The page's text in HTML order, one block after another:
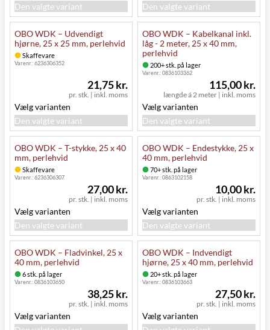
Den valgte variant
Den valgte variant
OBO WDK – Udvendigt
hjørne, 25 x 25 mm, perlehvid
Skaffevare
Varenr.:6236306352
pr. stk. | inkl. moms
21,75 kr.
Vælg varianten
Den valgte variant
OBO WDK – Kabelkanal inkl.
låg - 2 meter, 25 x 40 mm,
perlehvid
200+ stk. på lager
Varenr.:0836103362
længde á 2 meter | inkl. moms
115,00 kr.
Vælg varianten
Den valgte variant
OBO WDK – T-stykke, 25 x 40
mm, perlehvid
Skaffevare
Varenr.:6236306307
pr. stk. | inkl. moms
27,00 kr.
Vælg varianten
Den valgte variant
OBO WDK – Endestykke, 25 x
40 mm, perlehvid
70+ stk. på lager
Varenr.:0863102158
pr. stk. | inkl. moms
10,00 kr.
Vælg varianten
Den valgte variant
OBO WDK – Fladvinkel, 25 x
40 mm, perlehvid
6 stk. på lager
Varenr.:0836103650
pr. stk. | inkl. moms
38,25 kr.
Vælg varianten
OBO WDK – Indvendigt
hjørne, 25 x 40 mm, perlehvid
20+ stk. på lager
Varenr.:0836103663
pr. stk. | inkl. moms
27,50 kr.
Vælg varianten